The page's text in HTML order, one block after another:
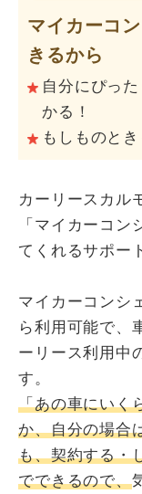
マイカーコ
きるから
自分にぴっ
かる！
もしものと
カーリースカル
「マイカーコ
てくれるサポー
マイカーコンシ
ら利用可能で、
ーリース利用中
す。
「あの車にいく
か、自分の場合
も、契約する・
でできるので、